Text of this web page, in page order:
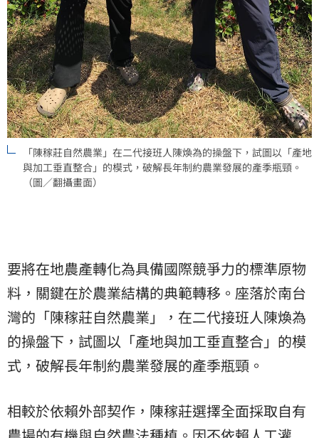
「陳稼莊自然農業」在二代接班人陳煥為的操盤下，試圖以「產地
與加工垂直整合」的模式，破解長年制約農業發展的產季瓶頸。
（圖／翻攝畫面）
要將在地農產轉化為具備國際競爭力的標準原物
料，關鍵在於農業結構的典範轉移。座落於南台
灣的「陳稼莊自然農業」，在二代接班人陳煥為
的操盤下，試圖以「產地與加工垂直整合」的模
式，破解長年制約農業發展的產季瓶頸。
相較於依賴外部契作，陳稼莊選擇全面採取自有